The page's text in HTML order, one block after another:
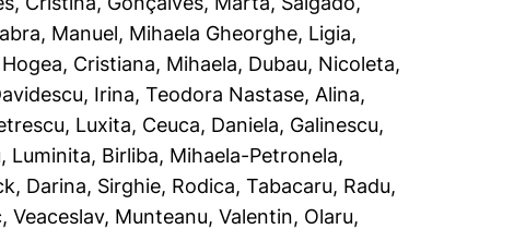
Manuel, Mihaela Gheorghe, Ligia,
Hogea, Cristiana, Mihaela, Dubau, Nicoleta,
Irina,Teodora Nastase, Alina,
Luxita, Ceuca, Daniela, Galinescu,
Luminita, Birliba, Mihaela-Petronela,
Darina, Sirghie, Rodica,Tabacaru, Radu,
Veaceslav, Munteanu, Valentin, Olaru,